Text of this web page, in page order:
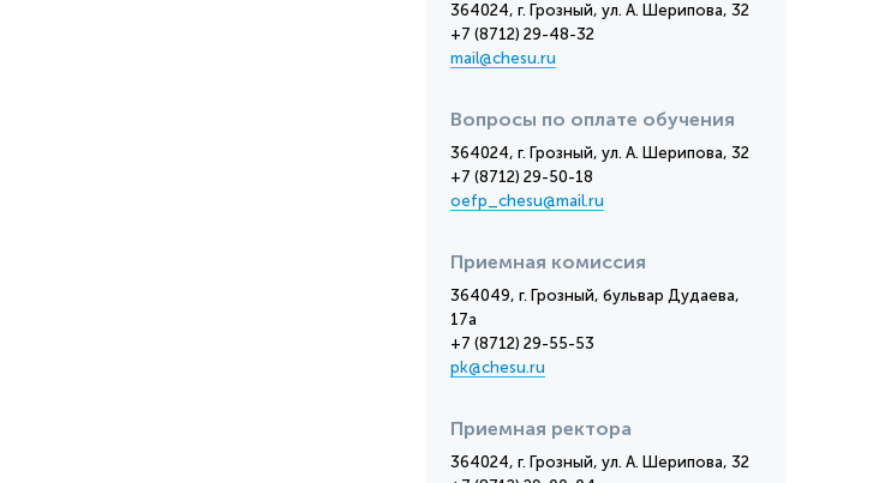
364024, г. Грозный, ул. А. Шерипова, 32
+7 (8712) 29-48-32
mail@chesu.ru
Вопросы по оплате обучения
364024, г. Грозный, ул. А. Шерипова, 32
+7 (8712) 29-50-18
oefp_chesu@mail.ru
Приемная комиссия
364049, г. Грозный, бульвар Дудаева,
17а
+7 (8712) 29-55-53
pk@chesu.ru
Приемная ректора
364024, г. Грозный, ул. А. Шерипова, 32